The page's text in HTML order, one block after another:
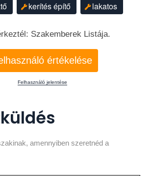
kerítés építő lakatos
Szakemberek Listája.
értékelése
Felhasználó jelentése
amennyiben szeretnéd a